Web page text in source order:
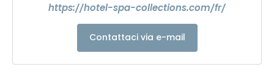
https://hotel-spa-collections.com/fr/
Contattaci via e-mail